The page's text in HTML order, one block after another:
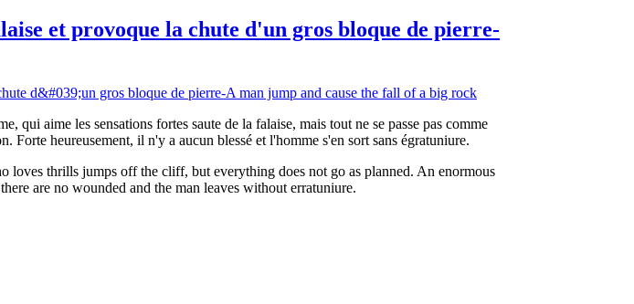
et provoque la chute d'un gros bloque de pierre-
qui aime les sensations fortes saute de la falaise, mais tout ne se passe pas comme
heureusement, il n'y a aucun blessé et l'homme s'en sort sans égratuniure.
thrills jumps off the cliff, but everything does not go as planned. An enormous
are no wounded and the man leaves without erratuniure.